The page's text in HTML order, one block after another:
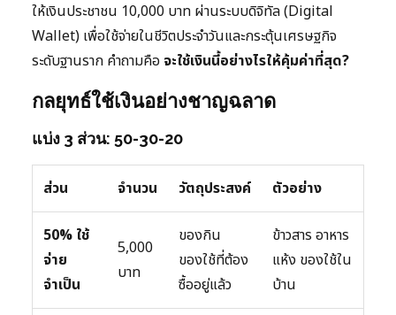
ให้เงินประชาชน 10,000 บาท ผ่านระบบดิจิทัล (Digital
Wallet) เพื่อใช้จ่ายในชีวิตประจำวันและกระตุ้นเศรษฐกิจ
ระดับฐานราก คำถามคือ จะใช้เงินนี้อย่างไรให้คุ้มค่าที่สุด?
กลยุทธ์ใช้เงินอย่างชาญฉลาด
แบ่ง 3 ส่วน: 50-30-20
ส่วน จำนวน วัตถุประสงค์ ตัวอย่าง
50% ใช้
จ่าย
จำเป็น
5,000
บาท
ของกิน
ของใช้ที่ต้อง
ซื้ออยู่แล้ว
ข้าวสาร อาหาร
แห้ง ของใช้ใน
บ้าน